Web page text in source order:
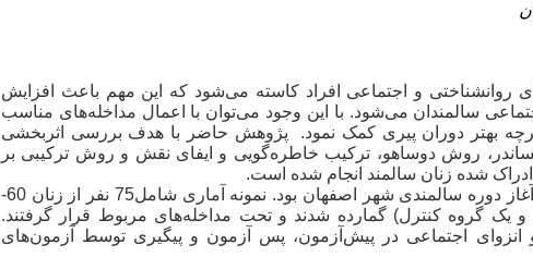
روانشناختی و اجتماعی افراد کاسته می‌شود که این مهم باعث افزایش
سالمندان می‌شود. با این وجود می‌توان با اعمال مداخله‌های مناسب
بهتر دوران پیری کمک نمود. پژوهش حاضر با هدف بررسی اثربخشی
روش دوساهو، ترکیب خاطره‌گویی و ایفای نقش و روش ترکیبی بر
شده زنان سالمند انجام شده است.
روش: جامعه آماری کلیه زنان در پایان دوره میانسالی و آغاز دوره سالمندی شهر اصفهان بود. نمونه آماری شامل75 نفر از زنان 60-
گروه آزمایشی و یک گروه کنترل) گمارده شدند و تحت مداخله‌های مربوط قرار گرفتند.
اجتماعی در پیش‌آزمون، پس آزمون و پیگیری توسط آزمون‌های